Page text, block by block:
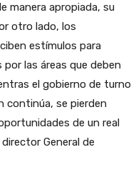
manera apropiada, su
otro lado, los
estímulos para
las áreas que deben
el gobierno de turno
continúa, se pierden
de un real
General de